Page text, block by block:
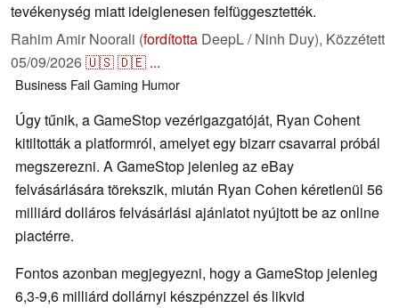
tevékenység miatt ideiglenesen felfüggesztették.
Rahim Amir Noorali (fordította DeepL / Ninh Duy), Közzétett
05/09/2026🇺🇸🇩🇪 ...
Business FailGaming Humor
Úgy tűnik, a GameStop vezérigazgatóját, Ryan Cohent
kitiltották a platformról, amelyet egy bizarr csavarral próbál
megszerezni. A GameStop jelenleg az eBay
felvásárlására törekszik, miután Ryan Cohen kéretlenül 56
milliárd dolláros felvásárlási ajánlatot nyújtott be az online
piactérre.
Fontos azonban megjegyezni, hogy a GameStop jelenleg
6,3-9,6 milliárd dollárnyi készpénzzel és likvid